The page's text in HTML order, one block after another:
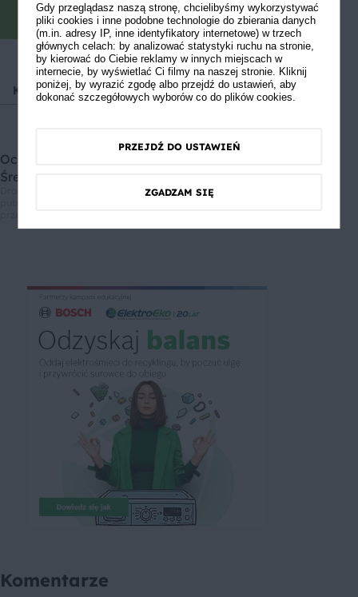
zainspiruj innych!
Kuchnia meksykańska Kuchnie świata Potrawy
Oceń przepis
Średnia ocen: 0, Liczba ocen: 0
Drodzy użytkownicy, informujemy, że nie możemy Was zapewnić, że
Komentarze
Gdy przeglądasz naszą stronę, chcielibyśmy wykorzystywać
pliki cookies i inne podobne technologie do zbierania danych
(m.in. adresy IP, inne identyfikatory internetowe) w trzech
głównych celach: by analizować statystyki ruchu na stronie,
by kierować do Ciebie reklamy w innych miejscach w
internecie, by wyświetlać Ci filmy na naszej stronie. Kliknij
poniżej, by wyrazić zgodę albo przejdź do ustawień, aby
dokonać szczegółowych wyborów co do plików cookies.
PRZEJDŹ DO USTAWIEŃ
ZGADZAM SIĘ